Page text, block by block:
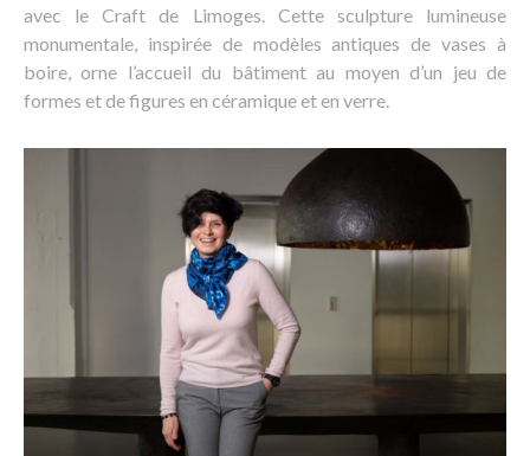
avec le Craft de Limoges. Cette sculpture lumineuse
monumentale, inspirée de modèles antiques de vases à
boire, orne l’accueil du bâtiment au moyen d’un jeu de
formes et de figures en céramique et en verre.